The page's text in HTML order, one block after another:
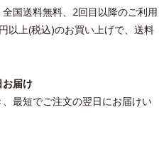
国送料無料、2回目以降のご利用
以上(税込)のお買い上げで、送料
お届け
最短でご注文の翌日にお届けい